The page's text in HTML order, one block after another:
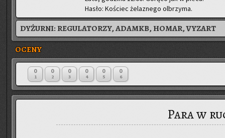
Hasło: Ko­ściec że­la­zne­go ol­brzy­ma.
DYŻURNI:REGULATORZY, ADAMKB, HOMAR, VYZART
OCENY
0
1
0
2
0
3
0
4
0
5
0
6
Para w